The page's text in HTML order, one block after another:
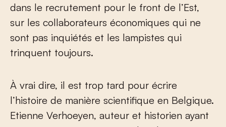
dans le recrutement pour le front de l’Est,
sur les collaborateurs économiques qui ne
sont pas inquiétés et les lampistes qui
trinquent toujours.
À vrai dire, il est trop tard pour écrire
l’histoire de manière scientifique en Belgique.
Etienne Verhoeyen, auteur et historien ayant